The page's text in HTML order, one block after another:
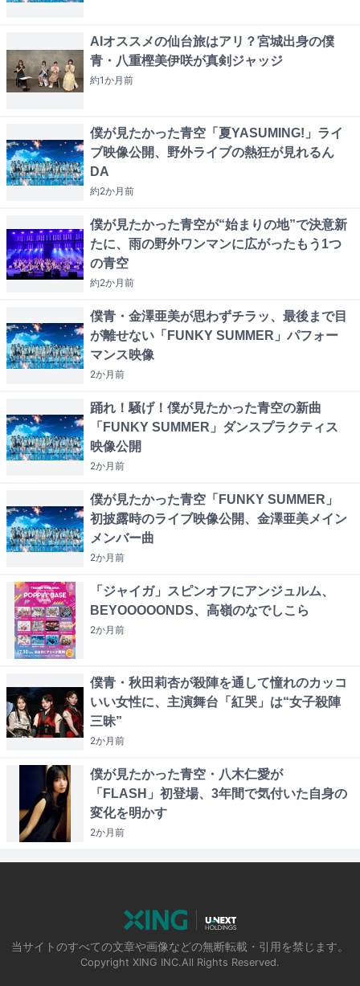
AIオススメの仙台旅はアリ？宮城出身の僕
青・八重樫美伊咲が真剣ジャッジ
約1か月前
僕が見たかった青空「夏YASUMING!」ライ
ブ映像公開、野外ライブの熱狂が見れるん
DA
約2か月前
僕が見たかった青空が“始まりの地”で決意新
たに、雨の野外ワンマンに広がったもう1つ
の青空
約2か月前
僕青・金澤亜美が思わずチラッ、最後まで目
が離せない「FUNKY SUMMER」パフォー
マンス映像
2か月前
踊れ！騒げ！僕が見たかった青空の新曲
「FUNKY SUMMER」ダンスプラクティス
映像公開
2か月前
僕が見たかった青空「FUNKY SUMMER」
初披露時のライブ映像公開、金澤亜美メイン
メンバー曲
2か月前
「ジャイガ」スピンオフにアンジュルム、
BEYOOOOONDS、高嶺のなでしこら
2か月前
僕青・秋田莉杏が殺陣を通して憧れのカッコ
いい女性に、主演舞台「紅哭」は“女子殺陣
三昧”
2か月前
僕が見たかった青空・八木仁愛が
「FLASH」初登場、3年間で気付いた自身の
変化を明かす
2か月前
当サイトのすべての文章や画像などの無断転載・引用を禁じます。
Copyright XING INC.All Rights Reserved.